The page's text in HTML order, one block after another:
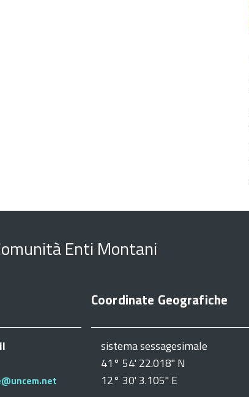
Enti Montani
Coordinate Geografiche
sistema sessagesimale
41° 54' 22.018" N
12° 30' 3.105" E